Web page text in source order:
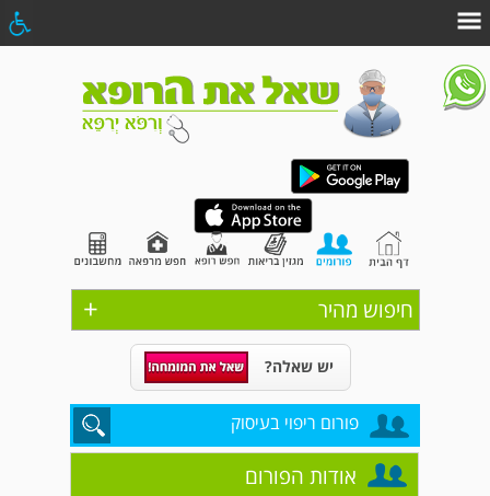
+ חיפוש מהיר
יש שאלה?
פורום ריפוי בעיסוק
אודות הפורום